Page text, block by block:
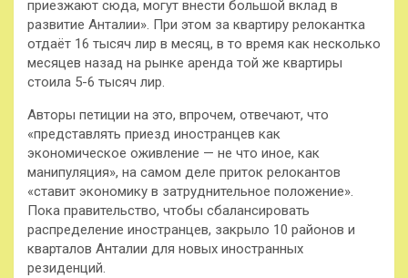
приезжают сюда, могут внести большой вклад в
развитие Анталии». При этом за квартиру релокантка
отдаёт 16 тысяч лир в месяц, в то время как несколько
месяцев назад на рынке аренда той же квартиры
стоила 5-6 тысяч лир.
Авторы петиции на это, впрочем, отвечают, что
«представлять приезд иностранцев как
экономическое оживление — не что иное, как
манипуляция», на самом деле приток релокантов
«ставит экономику в затруднительное положение».
Пока правительство, чтобы сбалансировать
распределение иностранцев, закрыло 10 районов и
кварталов Анталии для новых иностранных
резиденций.